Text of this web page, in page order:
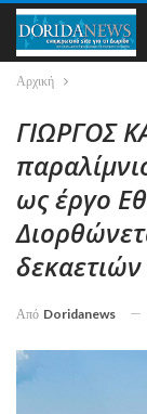
Αρχική
ΓΙΩΡΓΟΣ
ως έργο
δεκαετιών
Από Doridanews